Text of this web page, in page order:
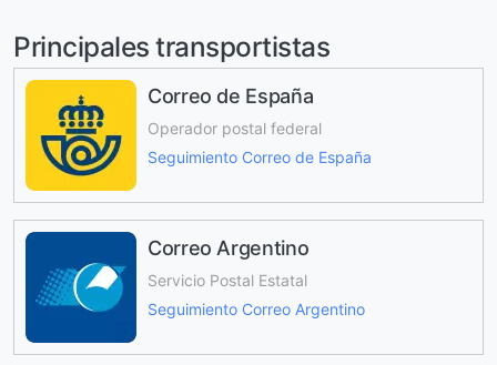
Principales transportistas
Correo de España
Operador postal federal
Seguimiento Correo de España
Correo Argentino
Servicio Postal Estatal
Seguimiento Correo Argentino